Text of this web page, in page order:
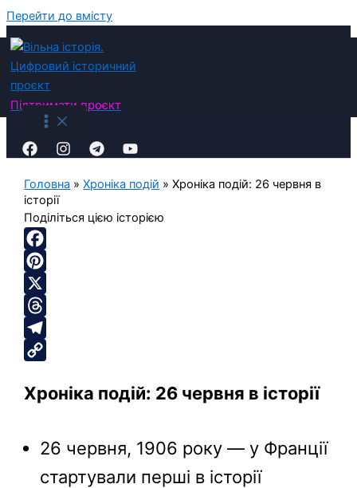
Перейти до вмісту
Підтримати проєкт
Головна »Хроніка подій »Хроніка подій: 26 червня в
історії
Поділіться цією історією
Facebook
Pinterest
X
Threads
Telegram
Link
Хроніка подій: 26 червня в історії
26 червня, 1906 року — у Франції
стартували перші в історії